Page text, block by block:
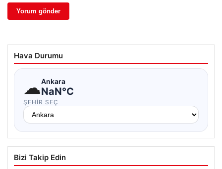
Hava Durumu
☁Ankara
NaN°C
ŞEHIR SEÇ
Bizi Takip Edin